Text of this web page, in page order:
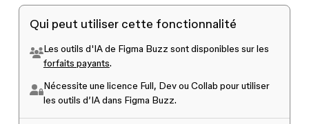
Qui peut utiliser cette fonctionnalité
Les outils d'IA de Figma Buzz sont disponibles sur les
forfaits payants.
Nécessite une licence Full, Dev ou Collab pour utiliser
les outils d’IA dans Figma Buzz.